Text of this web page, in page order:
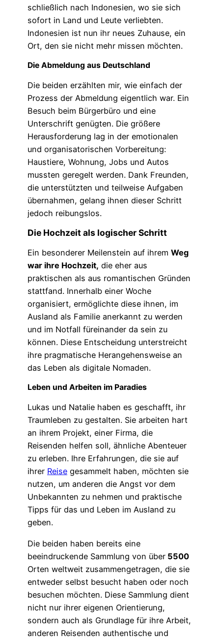
schließlich nach Indonesien, wo sie sich
sofort in Land und Leute verliebten.
Indonesien ist nun ihr neues Zuhause, ein
Ort, den sie nicht mehr missen möchten.
Die Abmeldung aus Deutschland
Die beiden erzählten mir, wie einfach der
Prozess der Abmeldung eigentlich war. Ein
Besuch beim Bürgerbüro und eine
Unterschrift genügten. Die größere
Herausforderung lag in der emotionalen
und organisatorischen Vorbereitung:
Haustiere, Wohnung, Jobs und Autos
mussten geregelt werden. Dank Freunden,
die unterstützten und teilweise Aufgaben
übernahmen, gelang ihnen dieser Schritt
jedoch reibungslos.
Die Hochzeit als logischer Schritt
Ein besonderer Meilenstein auf ihrem Weg
war ihre Hochzeit, die eher aus
praktischen als aus romantischen Gründen
stattfand. Innerhalb einer Woche
organisiert, ermöglichte diese ihnen, im
Ausland als Familie anerkannt zu werden
und im Notfall füreinander da sein zu
können. Diese Entscheidung unterstreicht
ihre pragmatische Herangehensweise an
das Leben als digitale Nomaden.
Leben und Arbeiten im Paradies
Lukas und Natalie haben es geschafft, ihr
Traumleben zu gestalten. Sie arbeiten hart
an ihrem Projekt, einer Firma, die
Reisenden helfen soll, ähnliche Abenteuer
zu erleben. Ihre Erfahrungen, die sie auf
ihrer Reise gesammelt haben, möchten sie
nutzen, um anderen die Angst vor dem
Unbekannten zu nehmen und praktische
Tipps für das und Leben im Ausland zu
geben.
Die beiden haben bereits eine
beeindruckende Sammlung von über 5500
Orten weltweit zusammengetragen, die sie
entweder selbst besucht haben oder noch
besuchen möchten. Diese Sammlung dient
nicht nur ihrer eigenen Orientierung,
sondern auch als Grundlage für ihre Arbeit,
anderen Reisenden authentische und